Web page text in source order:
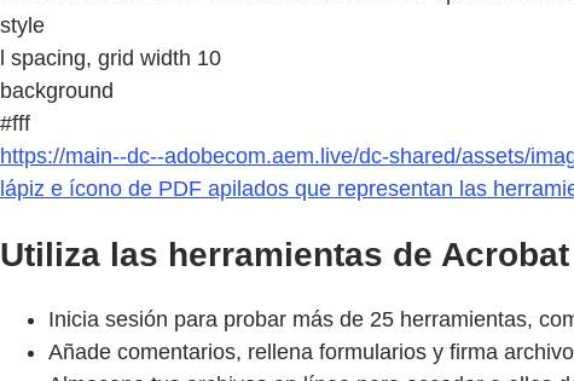
style
l spacing, grid width 10
background
#fff
https://main--dc--adobecom.aem.live/dc-shared/assets/
lápiz e ícono de PDF apilados que representan las
Utiliza las herramientas de
Inicia sesión para probar más de 25 herramientas,
Añade comentarios, rellena formularios y firma